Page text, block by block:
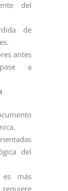
del
de
antes
a
del
es más